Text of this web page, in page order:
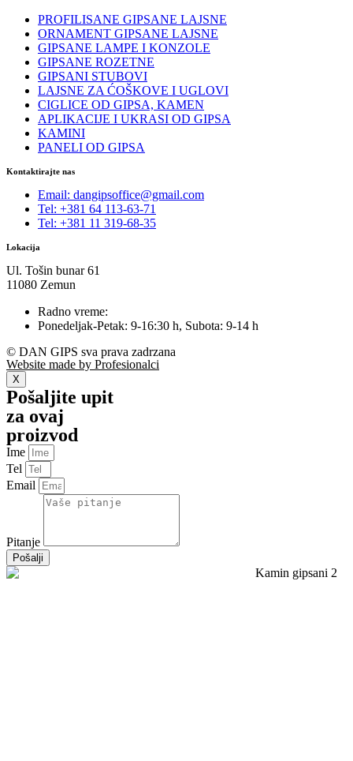
PROFILISANE GIPSANE LAJSNE
ORNAMENT GIPSANE LAJSNE
GIPSANE LAMPE I KONZOLE
GIPSANE ROZETNE
GIPSANI STUBOVI
LAJSNE ZA ĆOŠKOVE I UGLOVI
CIGLICE OD GIPSA, KAMEN
APLIKACIJE I UKRASI OD GIPSA
KAMINI
PANELI OD GIPSA
Kontaktirajte nas
Email: dangipsoffice@gmail.com
Tel: +381 64 113-63-71
Tel: +381 11 319-68-35
Lokacija
Ul. Tošin bunar 61
11080 Zemun
Radno vreme:
Ponedeljak-Petak: 9-16:30 h, Subota: 9-14 h
© DAN GIPS sva prava zadrzana
Website made by Profesionalci
X
Pošaljite upit
za ovaj
proizvod
Ime
Tel
Email
Pitanje
Pošalji